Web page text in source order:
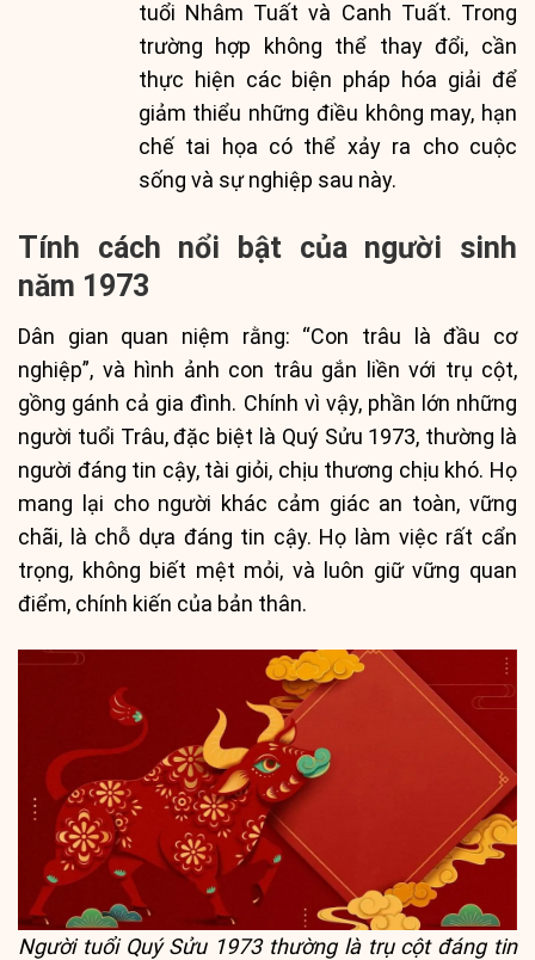
tuổi Nhâm Tuất và Canh Tuất. Trong
trường hợp không thể thay đổi, cần
thực hiện các biện pháp hóa giải để
giảm thiểu những điều không may, hạn
chế tai họa có thể xảy ra cho cuộc
sống và sự nghiệp sau này.
Tính cách nổi bật của người sinh
năm 1973
Dân gian quan niệm rằng: “Con trâu là đầu cơ
nghiệp”, và hình ảnh con trâu gắn liền với trụ cột,
gồng gánh cả gia đình. Chính vì vậy, phần lớn những
người tuổi Trâu, đặc biệt là Quý Sửu 1973, thường là
người đáng tin cậy, tài giỏi, chịu thương chịu khó. Họ
mang lại cho người khác cảm giác an toàn, vững
chãi, là chỗ dựa đáng tin cậy. Họ làm việc rất cẩn
trọng, không biết mệt mỏi, và luôn giữ vững quan
điểm, chính kiến của bản thân.
Người tuổi Quý Sửu 1973 thường là trụ cột đáng tin